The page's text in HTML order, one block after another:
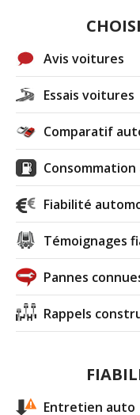
Avis voitures
Essais voitures
Comparatif
Fiabilité
Témoignages
Pannes
Rappels
Entretien auto